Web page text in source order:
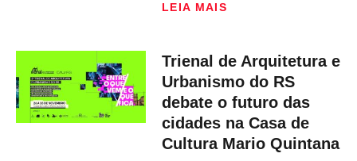
LEIA MAIS
Trienal de Arquitetura e
Urbanismo do RS
debate o futuro das
cidades na Casa de
Cultura Mario Quintana